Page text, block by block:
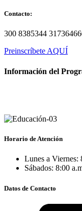
Contacto:
300 8385344
Preinscríbete AQUÍ
Información del
Horario de Atención
Lunes a Viernes:
Sábados: 8:00
Datos de Contacto